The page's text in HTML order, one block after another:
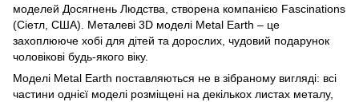
моделей Досягнень Людства, створена компанією Fascinations
(Сіетл, США). Металеві 3D моделі Metal Earth – це
захоплююче хобі для дітей та дорослих, чудовий подарунок
чоловікові будь-якого віку.
Моделі Metal Earth поставляються не в зібраному вигляді: всі
частини однієї моделі розміщені на декількох листах металу,